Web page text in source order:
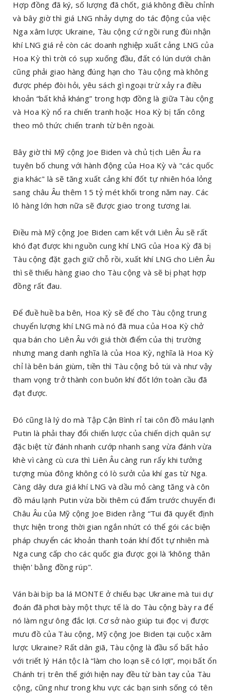
Hợp đồng đã ký, số lượng đã chốt, giá không điều chỉnh
và bây giờ thì giá LNG nhảy dựng do tác động của việc
Nga xâm lược Ukraine, Tàu cộng cứ ngồi rung đùi nhận
khí LNG giá rẻ còn các doanh nghiệp xuất cảng LNG của
Hoa Kỳ thì trời có sụp xuống đầu, đất có lún dưới chân
cũng phải giao hàng đúng hạn cho Tàu cộng mà không
được phép đòi hỏi, yêu sách gì ngoại trừ xảy ra điều
khoản “bất khả kháng” trong hợp đồng là giữa Tàu cộng
và Hoa Kỳ nổ ra chiến tranh hoặc Hoa Kỳ bị tấn công
theo mô thức chiến tranh từ bên ngoài.
Bây giờ thì Mỹ cộng Joe Biden và chủ tịch Liên Âu ra
tuyên bố chung với hành động của Hoa Kỳ và "các quốc
gia khác" là sẽ tăng xuất cảng khí đốt tự nhiên hóa lỏng
sang châu Âu thêm 15 tỷ mét khối trong năm nay. Các
lô hàng lớn hơn nữa sẽ được giao trong tương lai.
Điều mà Mỹ cộng Joe Biden cam kết với Liên Âu sẽ rất
khó đạt được khi nguồn cung khí LNG của Hoa Kỳ đã bị
Tàu cộng đặt gạch giữ chỗ rồi, xuất khí LNG cho Liên Âu
thì sẽ thiếu hàng giao cho Tàu cộng và sẽ bị phạt hợp
đồng rất đau.
Để đuề huề ba bên, Hoa Kỳ sẽ để cho Tàu cộng trung
chuyển lượng khí LNG mà nó đã mua của Hoa Kỳ chở
qua bán cho Liên Âu với giá thời điểm của thị trường
nhưng mang danh nghĩa là của Hoa Kỳ, nghĩa là Hoa Kỳ
chỉ là bên bán giùm, tiền thì Tàu cộng bỏ túi và như vậy
tham vọng trở thành con buôn khí đốt lớn toàn cầu đã
đạt được.
Đó cũng là lý do mà Tập Cận Bình rỉ tai côn đồ máu lạnh
Putin là phải thay đổi chiến lược của chiến dịch quân sự
đặc biệt từ đánh nhanh cướp nhanh sang vừa đánh vừa
khè vì càng cù cưa thì Liên Âu càng run rẩy khi tưởng
tượng mùa đông không có lò sưởi của khí gas từ Nga.
Càng dây dưa giá khí LNG và dầu mỏ càng tăng và côn
đồ máu lạnh Putin vừa bồi thêm cú đấm trước chuyến đi
Châu Âu của Mỹ cộng Joe Biden rằng “Tui đã quyết định
thực hiện trong thời gian ngắn nhứt có thể gói các biện
pháp chuyển các khoản thanh toán khí đốt tự nhiên mà
Nga cung cấp cho các quốc gia được gọi là 'không thân
thiện' bằng đồng rúp".
Ván bài bịp ba lá MONTE ở chiếu bạc Ukraine mà tui dự
đoán đã phơi bày một thực tế là do Tàu cộng bày ra để
nó làm ngư ông đắc lợi. Cơ sở nào giúp tui đọc vị được
mưu đồ của Tàu cộng, Mỹ cộng Joe Biden tại cuộc xâm
lược Ukraine? Rất dân giã, Tàu cộng là đầu sổ bất hảo
với triết lý Hán tộc là “làm cho loạn sẽ có lợi”, mọi bất ổn
Chánh trị trên thế giới hiện nay đều từ bàn tay của Tàu
cộng, cũng như trong khu vực các bạn sinh sống có tên